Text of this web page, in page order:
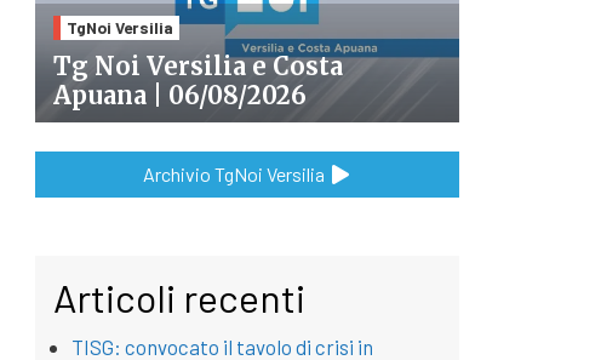
TgNoi Versilia
Tg Noi Versilia e Costa
Apuana | 06/08/2026
Archivio TgNoi Versilia
Articoli recenti
TISG: convocato il tavolo di crisi in